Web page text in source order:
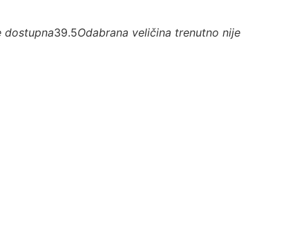
dostupna39.5Odabrana veličina trenutno nije